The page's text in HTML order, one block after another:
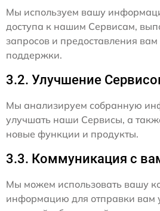
Мы используем вашу
доступа к нашим Сервисам,
запросов и предоставления
поддержки.
3.2. Улучшение
Мы анализируем собранную
улучшать наши Сервисы, а
новые функции и продукты.
3.3. Коммуникация с
Мы можем использовать вашу
информацию для отправки вам